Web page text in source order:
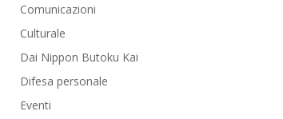
Comunicazioni
Culturale
Dai Nippon Butoku Kai
Difesa personale
Eventi